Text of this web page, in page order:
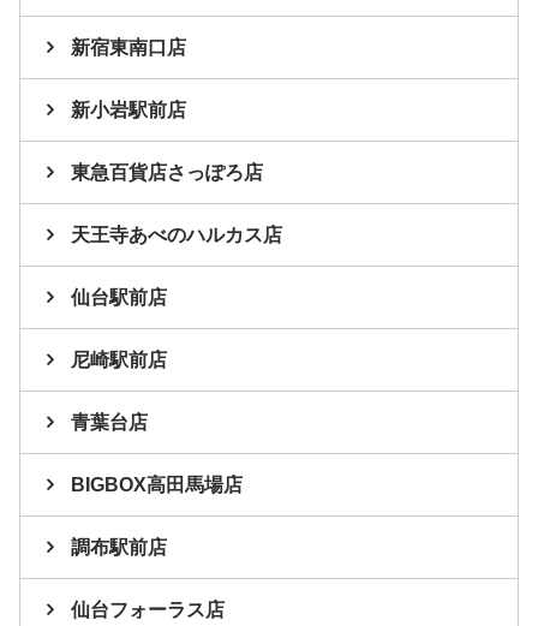
新宿東南口店
新小岩駅前店
東急百貨店さっぽろ店
天王寺あべのハルカス店
仙台駅前店
尼崎駅前店
青葉台店
BIGBOX高田馬場店
調布駅前店
仙台フォーラス店